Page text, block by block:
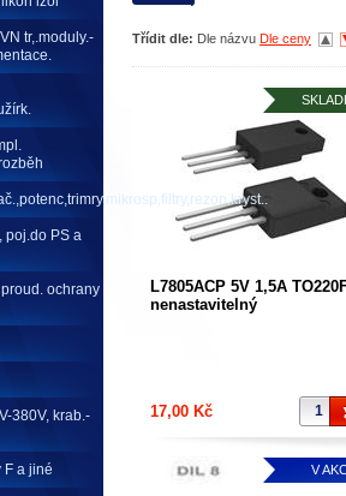
tr,.moduly.-
poj.do PS a
ochrany
380V, krab.-
F a jiné
Třídit dle: Dle názvu Dle ceny
L7805ACP 5V 1,5A
nenastavitelný
17,00 Kč
V